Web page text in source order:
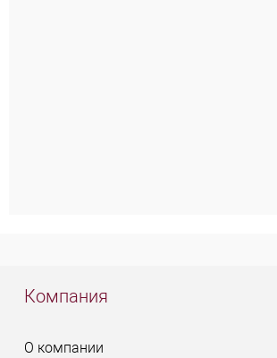
Компания
О компании